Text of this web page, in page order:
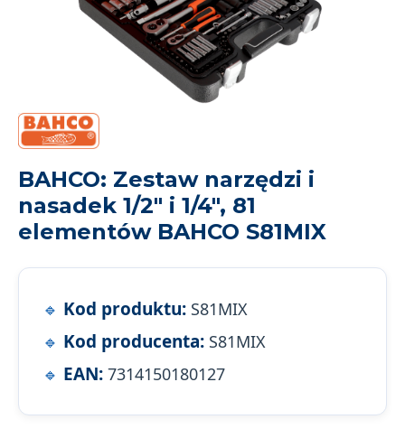
BAHCO: Zestaw narzędzi i
nasadek 1/2" i 1/4", 81
elementów BAHCO S81MIX
Kod produktu: S81MIX
Kod producenta: S81MIX
EAN: 7314150180127